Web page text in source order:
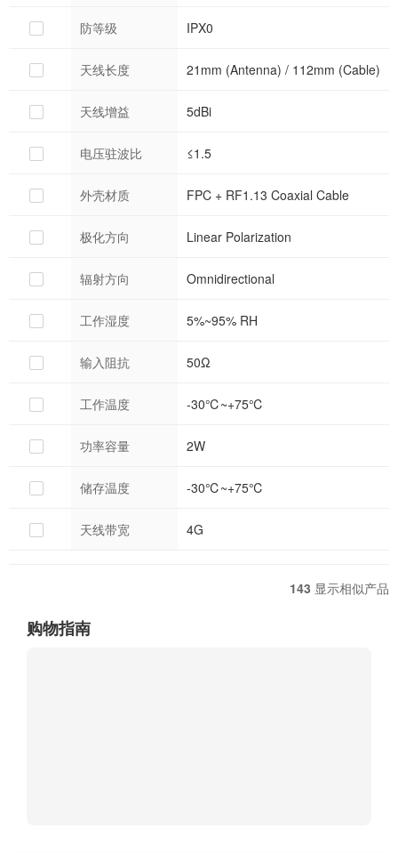
防等级 IPX0
天线长度 21mm (Antenna) / 112mm (Cable)
天线增益 5dBi
电压驻波比 ≤1.5
外壳材质 FPC + RF1.13 Coaxial Cable
极化方向 Linear Polarization
辐射方向 Omnidirectional
工作湿度 5%~95% RH
输入阻抗 50Ω
工作温度 -30℃~+75℃
功率容量 2W
储存温度 -30℃~+75℃
天线带宽 4G
143 显示相似产品
购物指南